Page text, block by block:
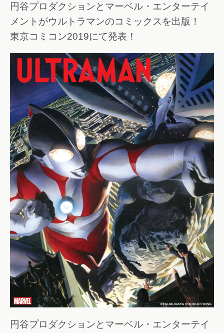
円谷プロダクションとマーベル・エンターテイ
メントがウルトラマンのコミックスを出版！
東京コミコン2019にて発表！
円谷プロダクションとマーベル・エンターテイ